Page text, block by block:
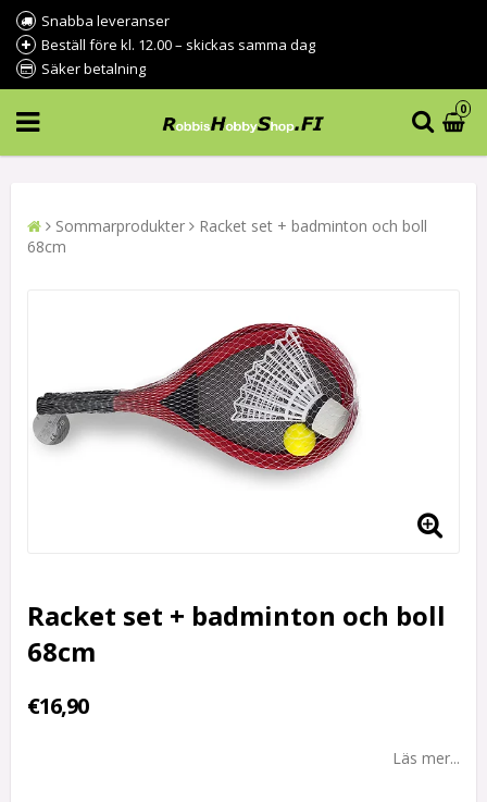
Snabba leveranser
Beställ före kl. 12.00 – skickas samma dag
Säker betalning
0
Sommarprodukter
Racket set + badminton och boll
68cm
Racket set + badminton och boll
68cm
€16,90
Läs mer...